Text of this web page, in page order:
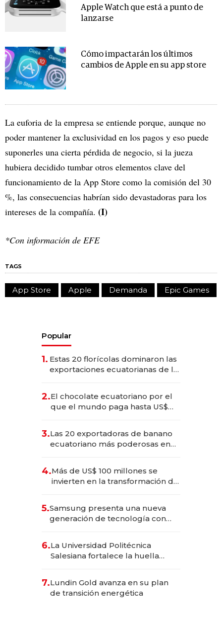
Apple Watch que está a punto de
lanzarse
Cómo impactarán los últimos
cambios de Apple en su app store
La euforia de la empresa se entiende porque, aunque no
poder mantener la exclusividad en los pagos y eso puede
suponerles una cierta pérdida de negocio, si la jueza
hubiera decidido tumbar otros elementos clave del
funcionamiento de la App Store como la comisión del 30
%, las consecuencias habrían sido devastadoras para los
intereses de la compañía. (I)
*Con información de EFE
TAGS
App Store Apple Demanda Epic Games
Popular
1. Estas 20 florícolas dominaron las
exportaciones ecuatorianas de la
2.El chocolate ecuatoriano por el
que el mundo paga hasta US$
3.Las 20 exportadoras de banano
ecuatoriano más poderosas en
4.Más de US$ 100 millones se
invierten en la transformación de
5.Samsung presenta una nueva
generación de tecnología con
6.La Universidad Politécnica
Salesiana fortalece la huella
7.Lundin Gold avanza en su plan
de transición energética